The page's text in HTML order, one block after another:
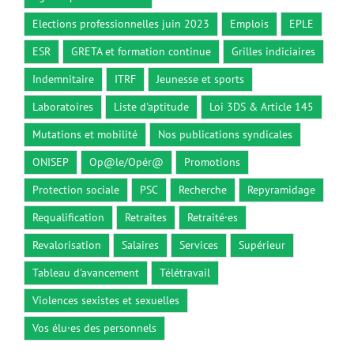
Elections professionnelles juin 2023
Emplois
EPLE
ESR
GRETA et formation continue
Grilles indiciaires
Indemnitaire
ITRF
Jeunesse et sports
Laboratoires
Liste d'aptitude
Loi 3DS & Article 145
Mutations et mobilité
Nos publications syndicales
ONISEP
Op@le/Opér@
Promotions
Protection sociale
PSC Recherche
Repyramidage
Requalification
Retraites
Retraité·es
Revalorisation
Salaires Services
Supérieur
Tableau d'avancement
Télétravail
Violences sexistes et sexuelles
Vos élu·es des personnels